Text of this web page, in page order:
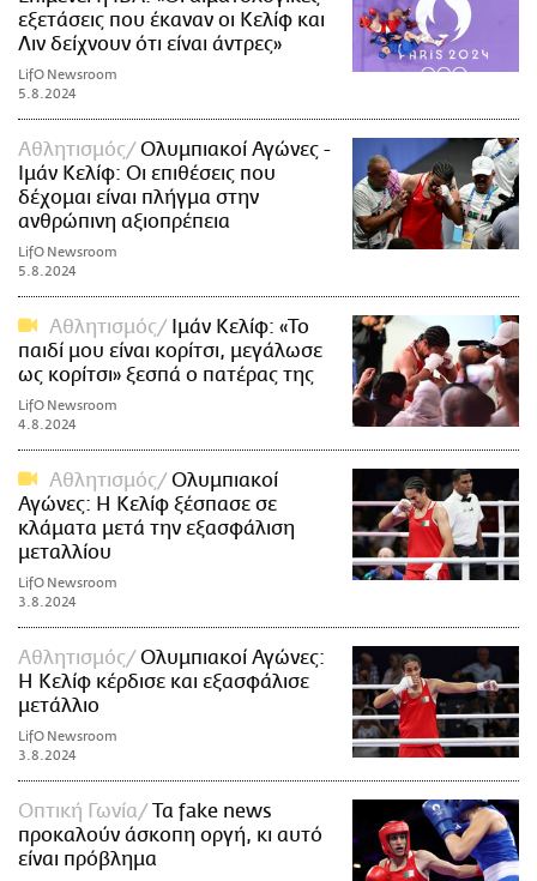
εξετάσεις που έκαναν οι Κελίφ και
Λιν δείχνουν ότι είναι άντρες»
LifO Newsroom
5.8.2024
Αθλητισμός
Ολυμπιακοί Αγώνες -
Ιμάν Κελίφ: Οι επιθέσεις που
δέχομαι είναι πλήγμα στην
ανθρώπινη αξιοπρέπεια
LifO Newsroom
5.8.2024
Αθλητισμός
Ιμάν Κελίφ: «Το
παιδί μου είναι κορίτσι, μεγάλωσε
ως κορίτσι» ξεσπά ο πατέρας της
LifO Newsroom
4.8.2024
Αθλητισμός
Ολυμπιακοί
Αγώνες: Η Κελίφ ξέσπασε σε
κλάματα μετά την εξασφάλιση
μεταλλίου
LifO Newsroom
3.8.2024
Αθλητισμός
Ολυμπιακοί Αγώνες:
Η Κελίφ κέρδισε και εξασφάλισε
μετάλλιο
LifO Newsroom
3.8.2024
Οπτική Γωνία
Τα fake news
προκαλούν άσκοπη οργή, κι αυτό
είναι πρόβλημα